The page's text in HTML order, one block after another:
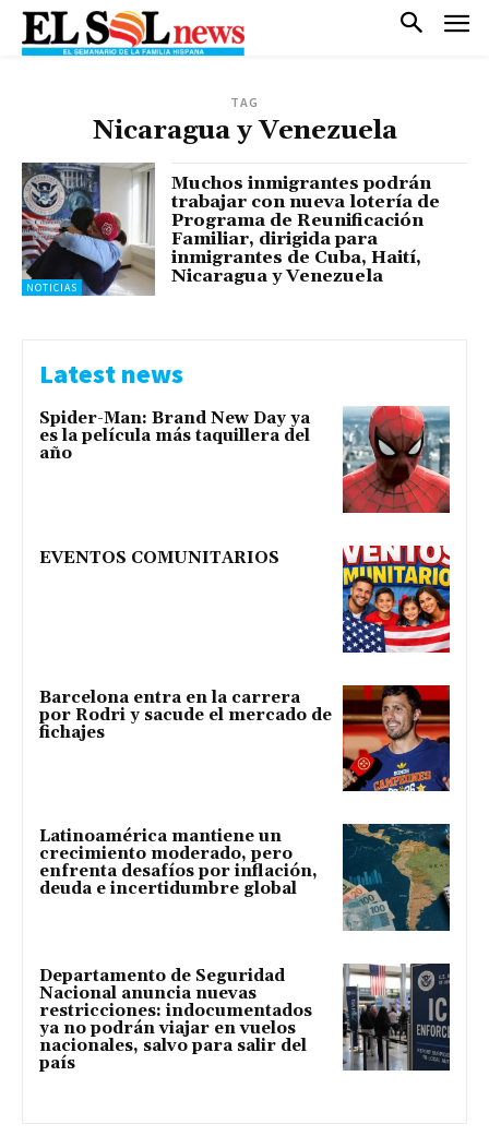
TAG
Nicaragua y Venezuela
NOTICIAS
Muchos inmigrantes podrán
trabajar con nueva lotería de
Programa de Reunificación
Familiar, dirigida para
inmigrantes de Cuba, Haití,
Nicaragua y Venezuela
Latest news
Spider-Man: Brand New Day ya
es la película más taquillera del
año
EVENTOS COMUNITARIOS
Barcelona entra en la carrera
por Rodri y sacude el mercado de
fichajes
Latinoamérica mantiene un
crecimiento moderado, pero
enfrenta desafíos por inflación,
deuda e incertidumbre global
Departamento de Seguridad
Nacional anuncia nuevas
restricciones: indocumentados
ya no podrán viajar en vuelos
nacionales, salvo para salir del
país